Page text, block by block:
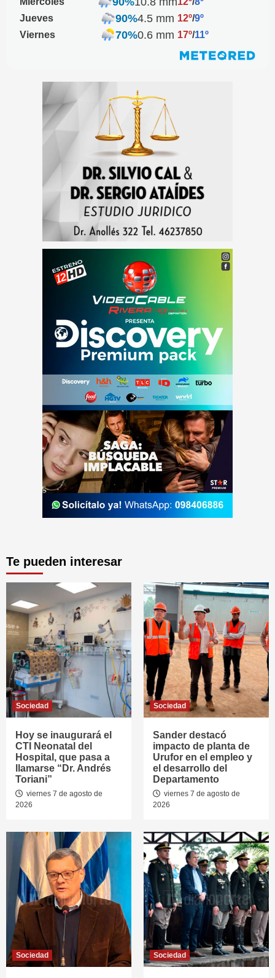
Jueves
90%4.5 mm 12º/9º
Viernes
70%0.6 mm 17º/11º
Te pueden interesar
Sociedad
Hoy se inaugurará el
CTI Neonatal del
Hospital, que pasa a
llamarse “Dr. Andrés
Toriani”
viernes 7 de agosto de
2026
Sociedad
Sander destacó
impacto de planta de
Urufor en el empleo y
el desarrollo del
Departamento
viernes 7 de agosto de
2026
Sociedad Sociedad